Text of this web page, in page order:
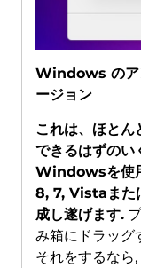
Windows のア
ージョン
これは、ほとん
できるはずのい
Windowsを使
8, 7, Vistaまた
成し遂げます.
み箱にドラッグ
それをするなら